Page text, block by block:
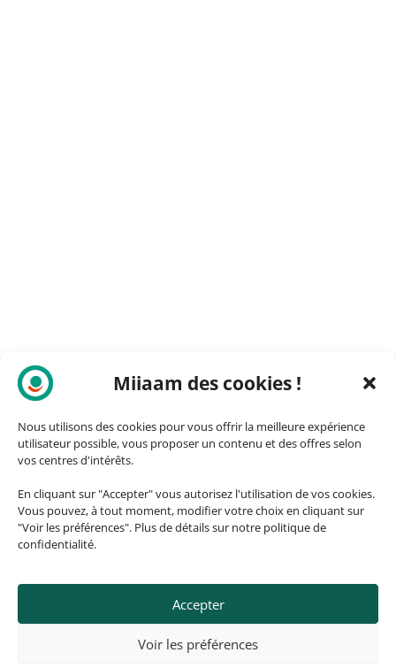
Miiaam des cookies !
Nous utilisons des cookies pour vous offrir la meilleure expérience
utilisateur possible, vous proposer un contenu et des offres selon
vos centres d'intérêts.
En cliquant sur "Accepter" vous autorisez l'utilisation de vos cookies.
Vous pouvez, à tout moment, modifier votre choix en cliquant sur
"Voir les préférences". Plus de détails sur notre politique de
confidentialité.
Accepter
Voir les préférences
© 2026, ozando.fr – Fait avec ❤️